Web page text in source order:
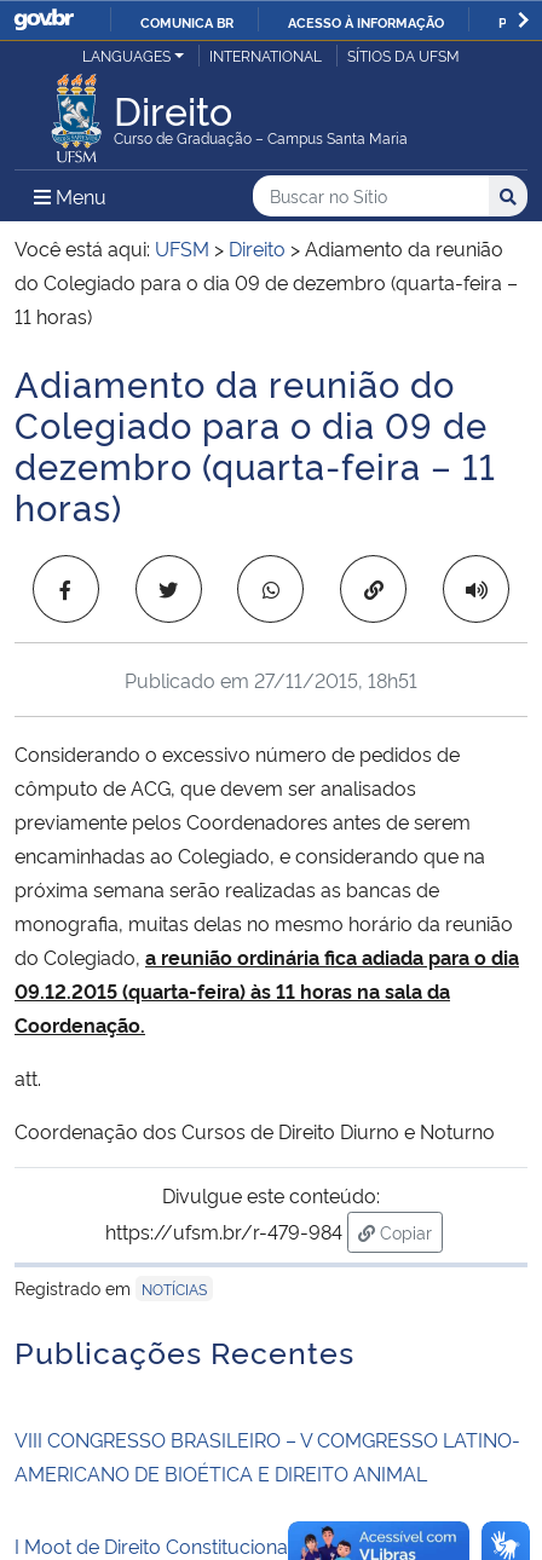
IR
COMUNICA BR ACESSO À INFORMAÇÃO
Ministério da Justiça e Segurança Pública
Ministério da Defesa
Ministério das Relações Exteriores
Ministério da Economia
Ministério da Infraestrutura
Ministério da Agricultura, Pecuária e Abastecimento
Ministério da Educação
Ministério da Cidadania
Ministério da Saúde
Ministério de Minas e Energia
Ministério da Ciência, Tecnologia, Inovações e Comunicações
Ministério do Meio Ambiente
Ministério do Turismo
Ministério do Desenvolvimento Regional
Controladoria-Geral da União
Ministério da Mulher, da Família e dos Direitos Humanos
Secretaria-Geral
Gabinete de Segurança Institucional
LANGUAGES INTERNATIONAL SÍTIOS DA UFSM
Direito
Curso de Graduação – Campus Santa Maria
Menu Menu Principal do Sítio
Busca
Buscar no no Sítio
Busca:
Você está aqui: UFSM > Direito >Adiamento da reunião
do Colegiado para o dia 09 de dezembro (quarta-feira –
11 horas)
Início do conteúdo
Adiamento da reunião do
Colegiado para o dia 09 de
dezembro (quarta-feira – 11
horas)
Copiar para área
Publicado em 27/11/2015, 18h51
Considerando o excessivo número de pedidos de
cômputo de ACG, que devem ser analisados
previamente pelos Coordenadores antes de serem
encaminhadas ao Colegiado, e considerando que na
próxima semana serão realizadas as bancas de
monografia, muitas delas no mesmo horário da reunião
do Colegiado, a reunião ordinária fica adiada para o dia
09.12.2015 (quarta-feira) às 11 horas na sala da
Coordenação.
att.
Coordenação dos Cursos de Direito Diurno e Noturno
Divulgue este conteúdo:
https://ufsm.br/r-479-984
Copiar
para área de
Registrado em
NOTÍCIAS
Publicações Recentes
VIII CONGRESSO BRASILEIRO – V COMGRESSO LATINO-
AMERICANO DE BIOÉTICA E DIREITO ANIMAL
I Moot de Direito Constitucional